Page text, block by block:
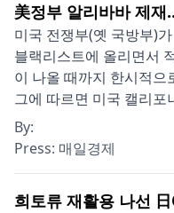
美정부 알리바바 제
미국 전쟁부(옛 국방부)
블랙리스트에 올리면서
이 나올 때까지 한시적으
그에 따르면 미국 캘리포
By:
Press: 매일경제
희토류 재활용 나선